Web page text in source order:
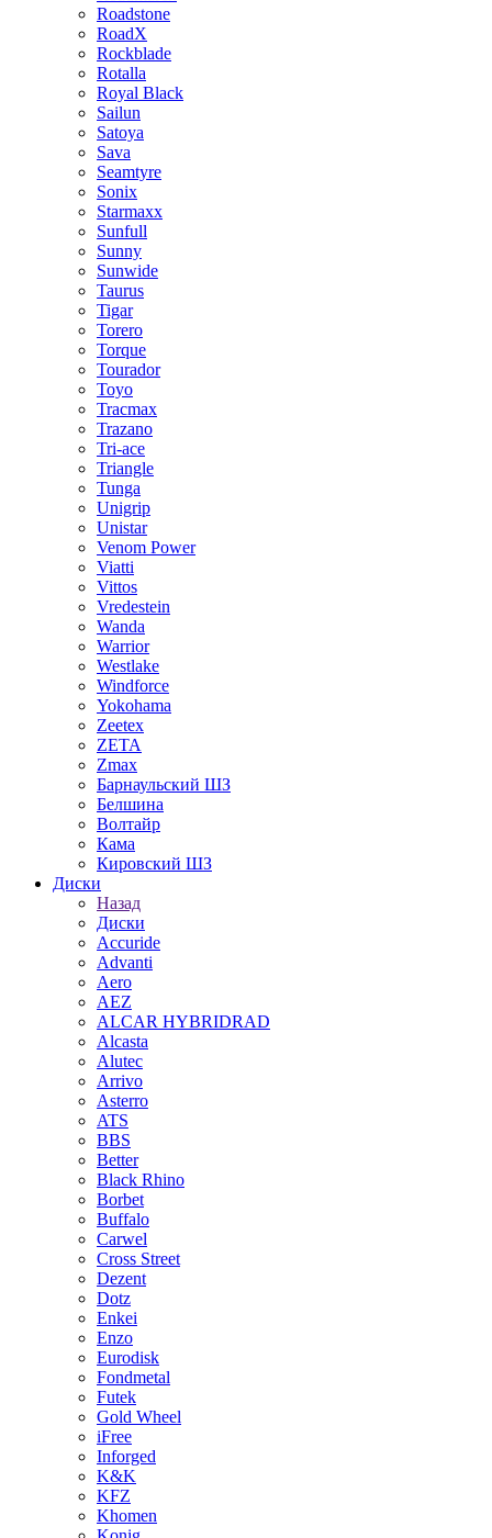
Roadstone
RoadX
Rockblade
Rotalla
Royal Black
Sailun
Satoya
Sava
Seamtyre
Sonix
Starmaxx
Sunfull
Sunny
Sunwide
Taurus
Tigar
Torero
Torque
Tourador
Toyo
Tracmax
Trazano
Tri-ace
Triangle
Tunga
Unigrip
Unistar
Venom Power
Viatti
Vittos
Vredestein
Wanda
Warrior
Westlake
Windforce
Yokohama
Zeetex
ZETA
Zmax
Барнаульский ШЗ
Белшина
Волтайр
Кама
Кировский ШЗ
Диски
Назад
Диски
Accuride
Advanti
Aero
AEZ
ALCAR HYBRIDRAD
Alcasta
Alutec
Arrivo
Asterro
ATS
BBS
Better
Black Rhino
Borbet
Buffalo
Carwel
Cross Street
Dezent
Dotz
Enkei
Enzo
Eurodisk
Fondmetal
Futek
Gold Wheel
iFree
Inforged
K&K
KFZ
Khomen